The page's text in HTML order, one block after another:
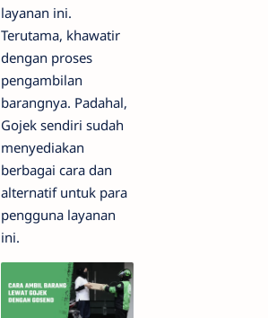
layanan ini.
Terutama, khawatir
dengan proses
pengambilan
barangnya. Padahal,
Gojek sendiri sudah
menyediakan
berbagai cara dan
alternatif untuk para
pengguna layanan
ini.